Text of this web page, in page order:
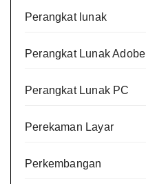
Perangkat lunak
Perangkat Lunak Adobe
Perangkat Lunak PC
Perekaman Layar
Perkembangan